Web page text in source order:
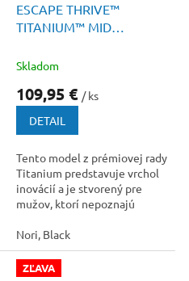
ESCAPE THRIVE™
TITANIUM™ MID
Turistická Obuv
Skladom
109,95 € / ks
DETAIL
Tento model z prémiovej rady
Titanium predstavuje vrchol
inovácií a je stvorený pre
mužov, ktorí nepoznajú
Nori, Black
ZĽAVA